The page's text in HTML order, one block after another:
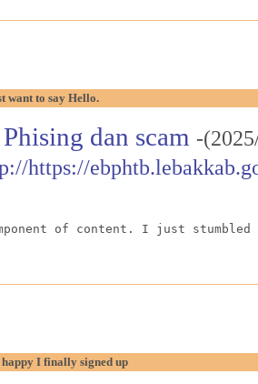
want to say Hello.
Phising dan scam -
https://
of content. I just
I finally signed up